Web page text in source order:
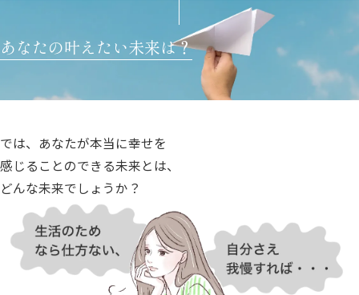
あなたの叶えたい未来は？
では、あなたが本当に幸せを
感じることのできる未来とは、
どんな未来でしょうか？